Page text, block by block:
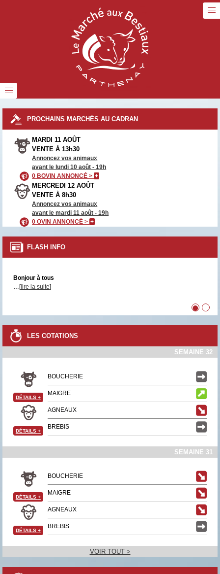
PROCHAINS MARCHÉS AU CADRAN
MARDI 11 AOÛT
VENTE À 13h30
Annoncez vos animaux
avant le lundi 10 août - 19h
0 BOVIN ANNONCÉ >+
MERCREDI 12 AOÛT
VENTE À 8h30
Annoncez vos animaux
avant le mardi 11 août - 19h
0 OVIN ANNONCÉ >+
FLASH INFO
Bonjour à tous
…[lire la suite]
••
LES COTATIONS
SEMAINE 32
BOUCHERIE
MAIGRE
DÉTAILS +
AGNEAUX
BREBIS
DÉTAILS +
SEMAINE 31
BOUCHERIE
MAIGRE
DÉTAILS +
AGNEAUX
BREBIS
DÉTAILS +
VOIR TOUT >